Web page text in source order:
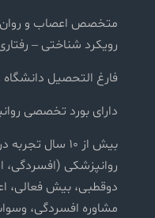
متخصص اعصاب و روان
رویکرد شناختی –
فارغ التحصیل
دارای بورد تخصصی
بیش از ۱۰ سال
روانپزشکی
دوقطبی، بیش فعالی،
مشاوره افسردگی،